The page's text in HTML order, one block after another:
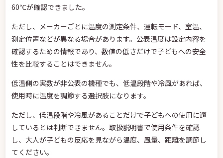
60℃が確認できました。
ただし、メーカーごとに温度の測定条件、運転モード、室温、
測定位置などが異なる場合があります。公表温度は設定内容を
確認するための情報であり、数値の低さだけで子どもへの安全
性を比較することはできません。
低温側の実数が非公表の機種でも、低温段階や冷風があれば、
使用時に温度を調節する選択肢になります。
ただし、低温段階や冷風があることだけで子どもへの使用に適
しているとは判断できません。取扱説明書で使用条件を確認
し、大人が子どもの反応を見ながら温度、風量、距離を調節し
てください。